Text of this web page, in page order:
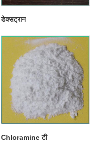
डेक्सट्रान
Chloramine टी